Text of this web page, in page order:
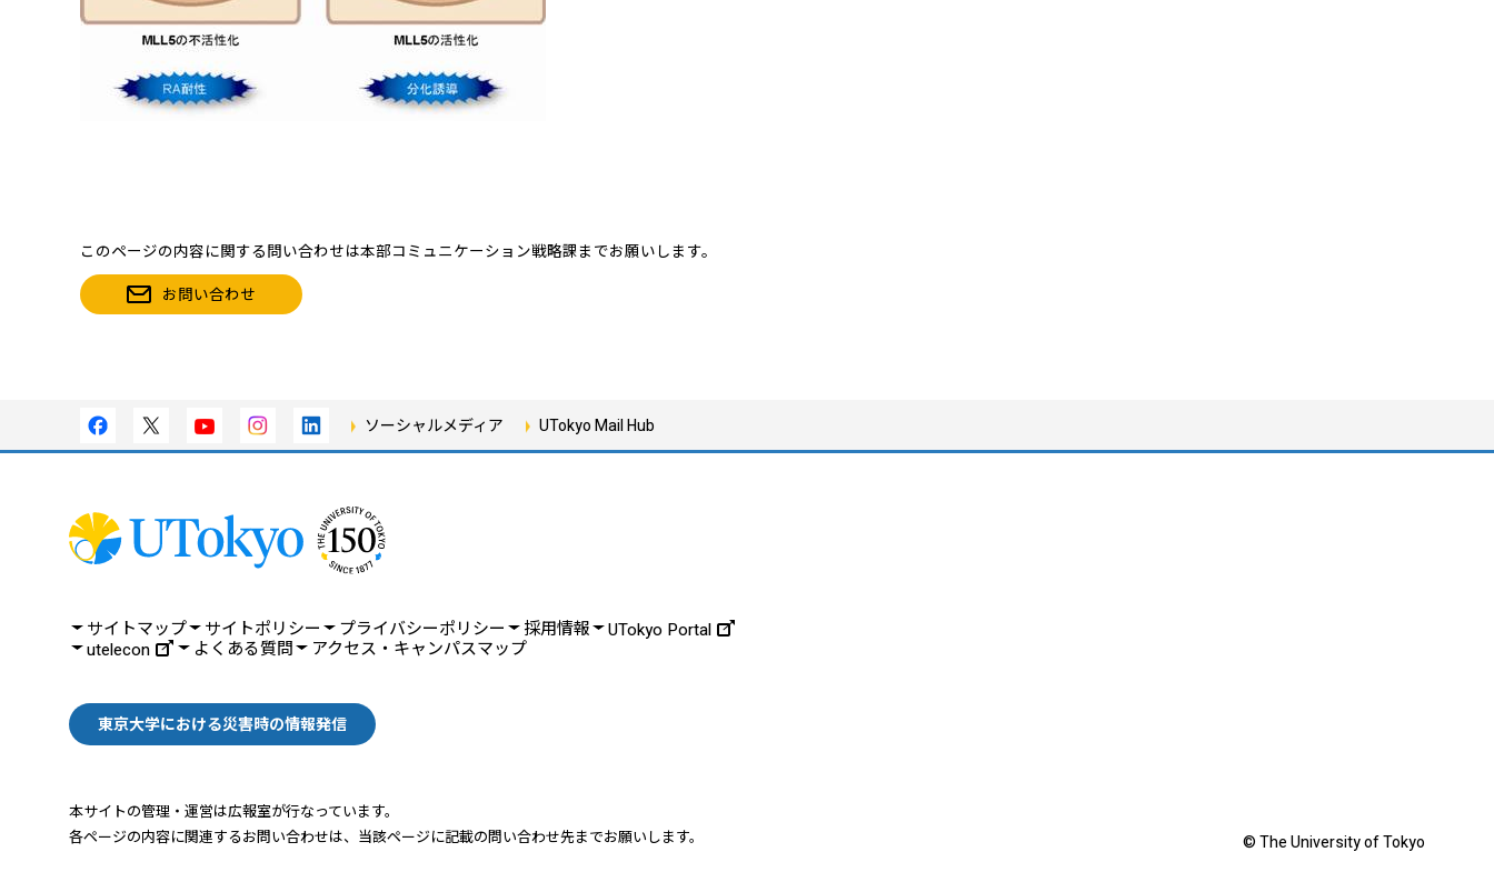
このページの内容に関する問い合わせは本部コミュニケーション戦略課までお願いします。
お問い合わせ
ソーシャルメディア UTokyo Mail Hub
サイトマップ サイトポリシー プライバシーポリシー 採用情報
UTokyo Portal
utelecon
よくある質問 アクセス・キャンパスマップ
東京大学における災害時の情報発信
本サイトの管理・運営は広報室が行なっています。
各ページの内容に関連するお問い合わせは、 当該ページに記載の問い合わせ先までお願いします。 © The University of Tokyo